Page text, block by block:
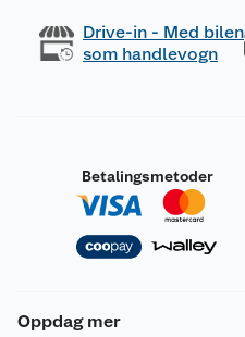
Drive-in - Med bilen
som handlevogn
Betalingsmetoder
Oppdag mer